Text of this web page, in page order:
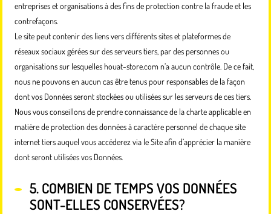
entreprises et organisations à des fins de protection contre la fraude et les
contrefaçons.
Le site peut contenir des liens vers différents sites et plateformes de
réseaux sociaux gérées sur des serveurs tiers, par des personnes ou
organisations sur lesquelles houat-store.com n’a aucun contrôle. De ce fait,
nous ne pouvons en aucun cas être tenus pour responsables de la façon
dont vos Données seront stockées ou utilisées sur les serveurs de ces tiers.
Nous vous conseillons de prendre connaissance de la charte applicable en
matière de protection des données à caractère personnel de chaque site
internet tiers auquel vous accéderez via le Site afin d’apprécier la manière
dont seront utilisées vos Données.
5. COMBIEN DE TEMPS VOS DONNÉES
SONT-ELLES CONSERVÉES?